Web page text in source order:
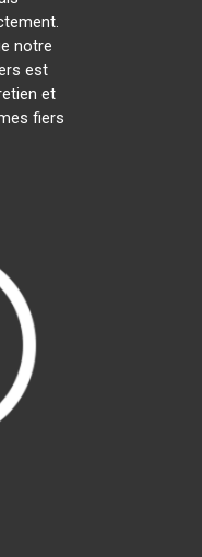
notre
est
et
fiers